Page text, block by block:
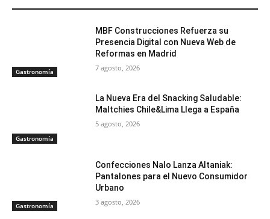
Gastronomía
MBF Construcciones Refuerza su
Presencia Digital con Nueva Web de
Reformas en Madrid
7 agosto, 2026
Gastronomía
La Nueva Era del Snacking Saludable:
Maltchies Chile&Lima Llega a España
5 agosto, 2026
Gastronomía
Confecciones Nalo Lanza Altaniak:
Pantalones para el Nuevo Consumidor
Urbano
3 agosto, 2026